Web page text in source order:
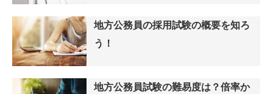
地方公務員の採用試験の概要を知ろ
う！
地方公務員試験の難易度は？倍率か